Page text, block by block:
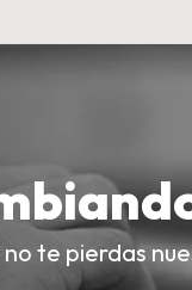
no te pierdas